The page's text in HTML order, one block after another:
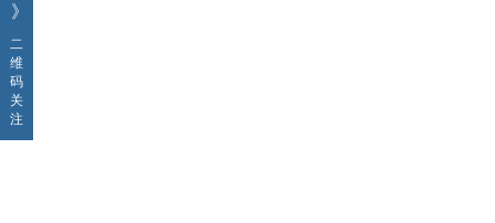
》
二
维
码
关
注